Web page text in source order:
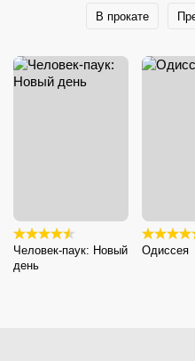
В прокате
Человек-паук: Новый
день
Одиссея